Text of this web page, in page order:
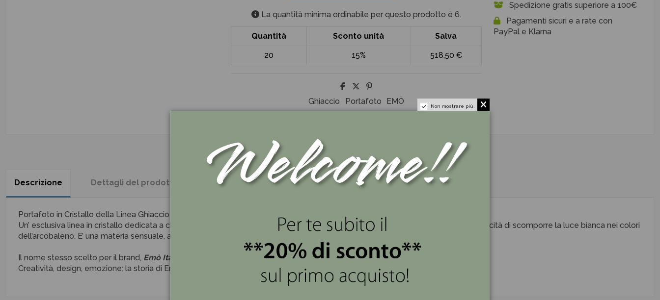
La quantità minima ordinabile per questo prodotto è 6.
Quantità Sconto unità Salva
20 15% 518,50 €
Ghiaccio Portafoto EMÒ
Spedizione gratis superiore a 100€
Pagamenti sicuri e a rate con
PayPal e Klarna
Descrizione Dettagli del prodotto Reviews (0)
Portafoto in Cristallo della Linea Ghiaccio di EMO'.
Un’ esclusiva linea in cristallo dedicata a chi ricerca la purezza delle forme. Luminoso, trasparente e incolore, il cristallo ha la capacità di scomporre la luce bianca nei colori
dell’arcobaleno. E’ una materia sensuale, affascinante e carismatica, da sempre sinonimo di eleganza, tradizione e nobiltà.
Il nome stesso scelto per il brand, Emò Italia
, rimanda alla filosofia intrinseca: emozionare con creazioni Made in Italy.
Creatività, design, emozione: la storia di Emò Italia vibra d'inventiva.
Non mostrare più.